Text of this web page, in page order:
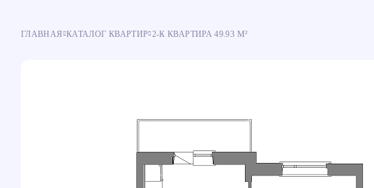
ГЛАВНАЯ КАТАЛОГ КВАРТИР 2-К КВАРТИРА 49.93 М²